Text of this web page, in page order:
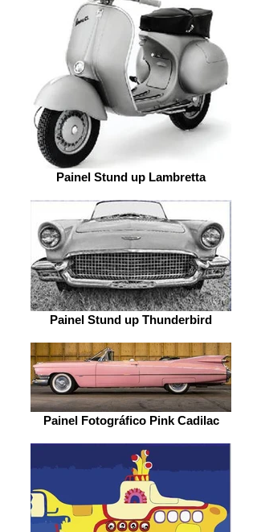
Painel Stund up Lambretta
Painel Stund up Thunderbird
Painel Fotográfico Pink Cadilac